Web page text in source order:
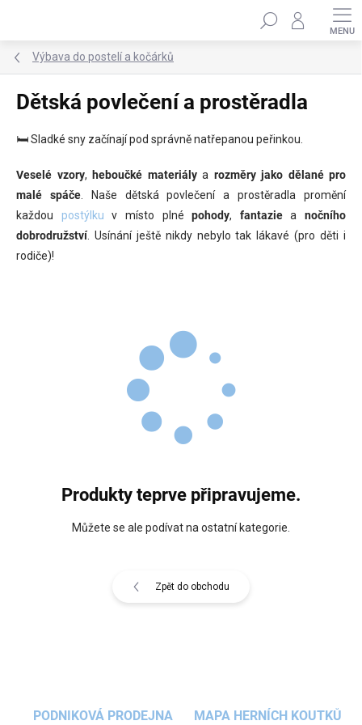
Hledat
Výbava do postelí a kočárků
Dětská povlečení a prostěradla
🛏️ Sladké sny začínají pod správně natřepanou peřinkou.
Veselé vzory, heboučké materiálya rozměry jako dělané pro
malé spáče. Naše dětská povlečení a prostěradla promění
každou postýlku v místo plnépohody, fantaziea nočního
dobrodružství. Usínání ještě nikdy nebylo tak lákavé (pro děti i
rodiče)!
Produkty teprve připravujeme.
Můžete se ale podívat na ostatní kategorie.
Zpět do obchodu
PODNIKOVÁ PRODEJNA MAPA HERNÍCH KOUTKŮ